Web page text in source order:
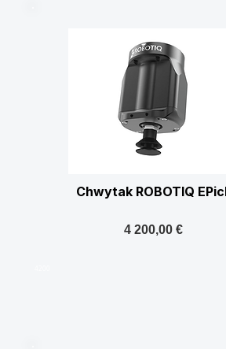
Chwytak ROBOTIQ
4 200,00 €